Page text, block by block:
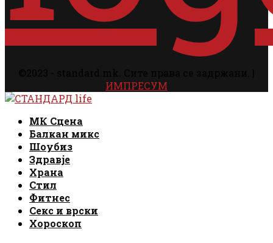
ИМПРЕСУМ
Facebook
Instagram
Email
Rss
МК Сцена
Балкан микс
Шоубиз
Здравје
Храна
Стил
Фитнес
Секс и врски
Хороскоп